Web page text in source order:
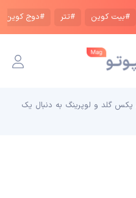
#بیت کوین #تتر #دوج کوین
پکس گلد و لوپرینگ به دنبال یک